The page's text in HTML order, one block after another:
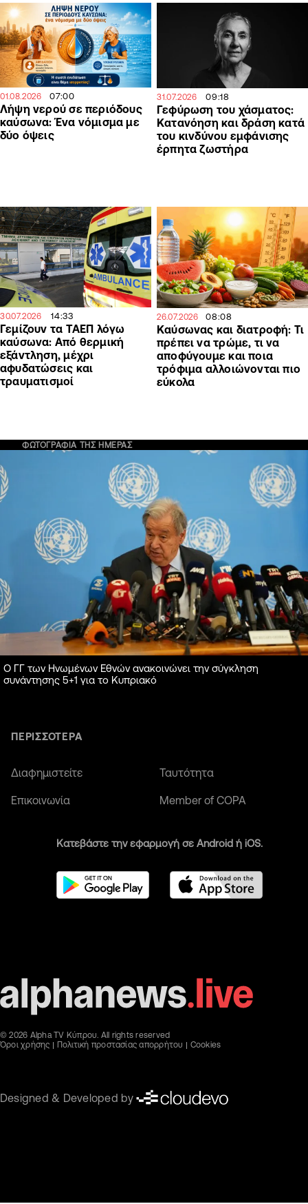
01.08.2026 07:00
Λήψη νερού σε περιόδους
καύσωνα: Ένα νόμισμα με
δύο όψεις
31.07.2026 09:18
Γεφύρωση του χάσματος:
Κατανόηση και δράση κατά
του κινδύνου εμφάνισης
έρπητα ζωστήρα
30.07.2026 14:33
Γεμίζουν τα ΤΑΕΠ λόγω
καύσωνα: Από θερμική
εξάντληση, μέχρι
αφυδατώσεις και
τραυματισμοί
26.07.2026 08:08
Καύσωνας και διατροφή: Τι
πρέπει να τρώμε, τι να
αποφύγουμε και ποια
τρόφιμα αλλοιώνονται πιο
εύκολα
ΦΩΤΟΓΡΑΦΙΑ ΤΗΣ ΗΜΕΡΑΣ
Ο ΓΓ των Ηνωμένων Εθνών ανακοινώνει την σύγκληση
συνάντησης 5+1 για το Κυπριακό
ΠΕΡΙΣΣΟΤΕΡΑ
Διαφημιστείτε Ταυτότητα
Επικοινωνία Member of COPA
Κατεβάστε την εφαρμογή σε Android ή iOS.
© 2026 Alpha TV Κύπρου. All rights reserved
Όροι χρήσης
Πολιτική προστασίας απορρήτου Cookies
Designed & Developed by